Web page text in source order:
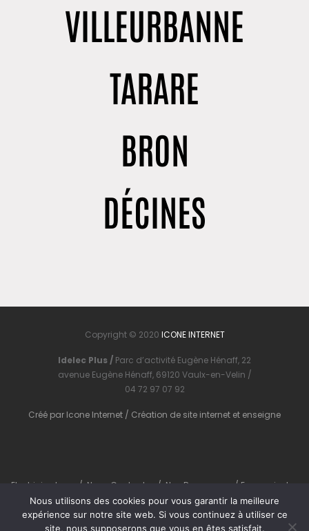
VILLEURBANNE
TARARE
BRON
DÉCINES
Copyright © 2020 ICONE INTERNET
Idelec Plus / Parc d’activité Eugène Hénaff, 22
avenue Eugène Hénaff, 69120 Vaulx-en-Velin /
04 72 97 07 92
Créé par Icone Internet / Création de site internet et enseigne
Electricien Lyon / Nous Contacter / Nos Ressources / En savoir plus
Nous utilisons des cookies pour vous garantir la meilleure
expérience sur notre site web. Si vous continuez à utiliser ce
site, nous supposerons que vous en êtes satisfait.